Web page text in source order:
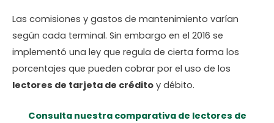
Las comisiones y gastos de mantenimiento varían
según cada terminal. Sin embargo en el 2016 se
implementó una ley que regula de cierta forma los
porcentajes que pueden cobrar por el uso de los
lectores de tarjeta de crédito y débito.
Consulta nuestra comparativa de lectores de